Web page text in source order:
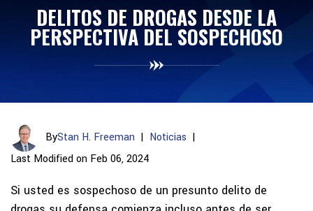
DELITOS DE DROGAS DESDE LA
PERSPECTIVA DEL SOSPECHOSO
ByStan H. Freeman | Noticias |
Last Modified on Feb 06, 2024
Si usted es sospechoso de un presunto delito de